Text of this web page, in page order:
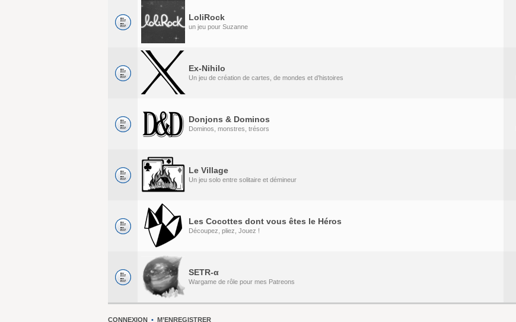
LoliRock
un jeu pour Suzanne
Ex-Nihilo
Un jeu de création de cartes, de mondes et d’histoires
Donjons & Dominos
Dominos, monstres, trésors
Le Village
Un jeu solo entre solitaire et démineur
Les Cocottes dont vous êtes le Héros
Découpez, pliez, Jouez !
SETR-α
Wargame de rôle pour mes Patreons
CONNEXION • M’ENREGISTRER